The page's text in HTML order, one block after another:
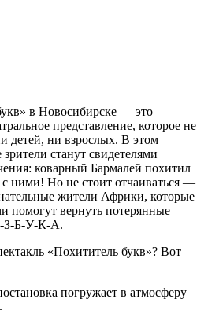
в Новосибирске — это
представление, которое не
детей, ни взрослых. В этом
станут свидетелями
коварный Бармалей похитил
с ними! Но не стоит отчаиваться —
жители Африки, которые
помогут вернуть потерянные
З-Б-У-К-А.
«Похититель букв»? Вот
погружает в атмосферу